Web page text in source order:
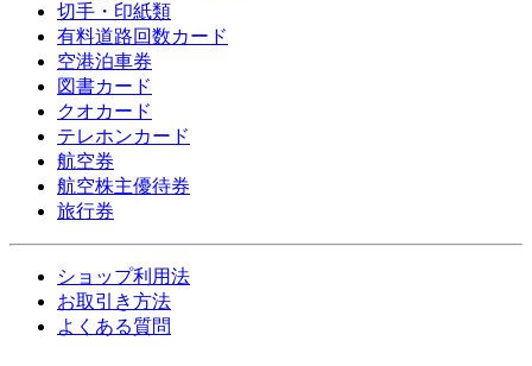
切手・印紙類
有料道路回数カード
空港泊車券
図書カード
クオカード
テレホンカード
航空券
航空株主優待券
旅行券
ショップ利用法
お取引き方法
よくある質問